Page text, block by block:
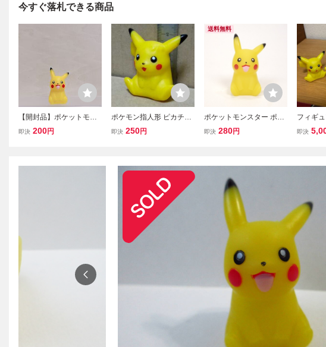
さい美品
今すぐ落札できる商品
【開封品】ポケットモン
スター ポケモン フィギュ
即決 200円
ポケモン指人形 ピカチュ
ウ 同梱可 (送140～
即決 250円
送料無料
ポケットモンスター ポケ
モン ピカチュウ フィギュ
即決 280円
フィギ
チュウ
即決